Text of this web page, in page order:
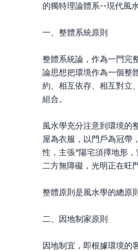
的獨特理論體系--現代風
一、整體系統原則
整體系統論，作為一門完
論思想把環境作為一個整
約、相互依存、相互對立
組合。
風水學充分注意到環境的
屋為衣服，以門戶為冠帶
性，主張“陽宅須擇地形
二方無障礙，光明正在旺
整體原則是風水學的總原
二、因地制家原則
因地制宜，即根據環境的